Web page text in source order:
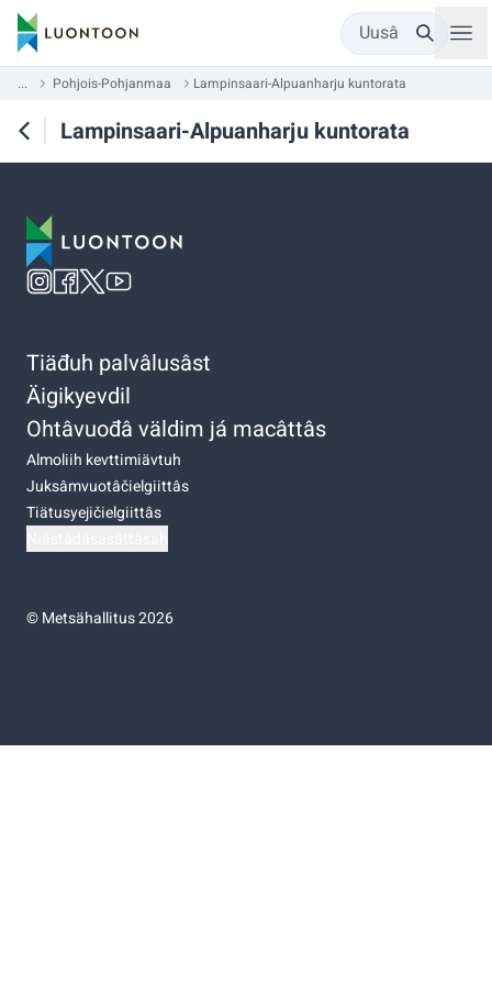
Uusâ
... Pohjois-Pohjanmaa Lampinsaari-Alpuanharju kuntorata
Lampinsaari-Alpuanharju kuntorata
Tiäđuh palvâlusâst
Äigikyevdil
Ohtâvuođâ väldim já macâttâs
Almoliih kevttimiävtuh
Juksâmvuotâčielgiittâs
Tiätusyejičielgiittâs
©Metsähallitus 2026